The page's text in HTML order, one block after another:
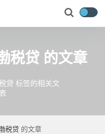
税贷 的文章
贷 标签的相关文
税贷 的文章